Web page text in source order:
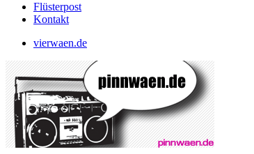
Flüsterpost
Kontakt
vierwaen.de